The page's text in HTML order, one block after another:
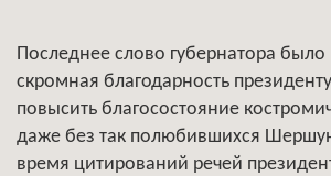
Последнее слово губернатора было
скромная благодарность
повысить благосостояние
даже без так полюбившихся
время цитирований речей